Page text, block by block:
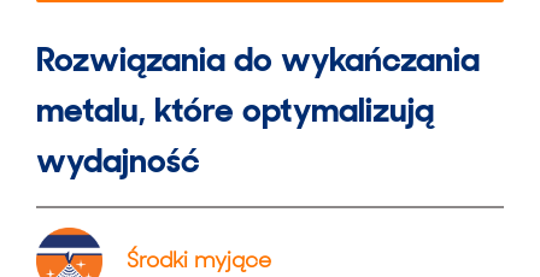
Rozwiązania do wykańczania
metalu, które optymalizują
wydajność
Środki myjące